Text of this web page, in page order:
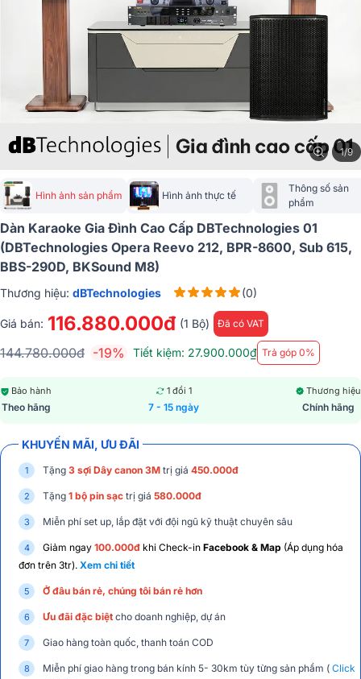
1/9
Hình ảnh sản phẩm Hình ảnh thực tế
Thông số sản
phẩm
Dàn Karaoke Gia Đình Cao Cấp DBTechnologies 01
(dBTechnologies Opera Reevo 212, BPR-8600, Sub 615,
BBS-290D, BKSound M8)
Thương hiệu: dBTechnologies (0)
Giá bán: 116.880.000đ (1 Bộ) Đã có VAT
144.780.000đ -19% Tiết kiệm: 27.900.000₫ Trả góp 0%
Bảo hành
Theo hãng
1 đổi 1
7 - 15 ngày
Thương hiệu
Chính hãng
KHUYẾN MÃI, ƯU ĐÃI
Tặng 3 sợi Dây canon 3M trị giá 450.000đ
Tặng 1 bộ pin sạc trị giá 580.000đ
Miễn phí set up, lắp đặt với đội ngũ kỹ thuật chuyên sâu
Giảm ngay 100.000đ khi Check-in Facebook & Map (Áp dụng hóa
đơn trên 3tr). Xem chi tiết
Ở đâu bán rẻ, chúng tôi bán rẻ hơn
Ưu đãi đặc biệt cho doanh nghiệp, dự án
Giao hàng toàn quốc, thanh toán COD
Miễn phí giao hàng trong bán kính 5- 30km tùy từng sản phẩm ( Click